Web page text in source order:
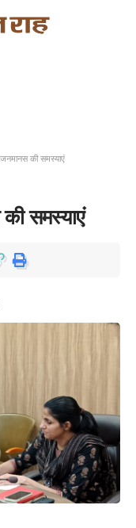
जनमानस की समस्याएं
समस्याएं